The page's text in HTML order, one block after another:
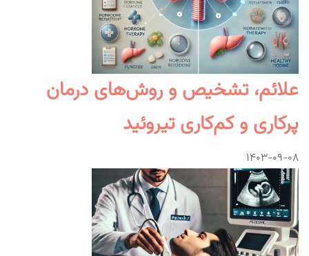
علائم، تشخیص و روش‌های درمان
پرکاری و کم‌کاری تیروئید
۱۴۰۳-۰۹-۰۸